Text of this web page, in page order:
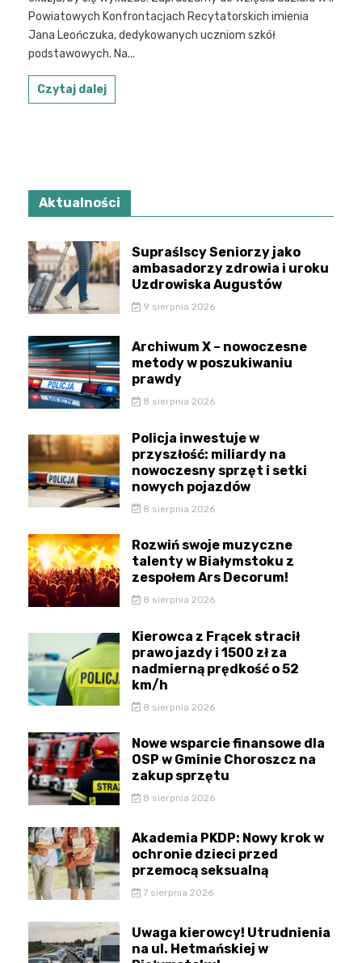
Powiatowych Konfrontacjach Recytatorskich imienia
Jana Leończuka, dedykowanych uczniom szkół
podstawowych. Na...
Czytaj dalej
Aktualności
Supraślscy Seniorzy jako
ambasadorzy zdrowia i uroku
Uzdrowiska Augustów
9 sierpnia 2026
Archiwum X – nowoczesne
metody w poszukiwaniu
prawdy
8 sierpnia 2026
Policja inwestuje w
przyszłość: miliardy na
nowoczesny sprzęt i setki
nowych pojazdów
8 sierpnia 2026
Rozwiń swoje muzyczne
talenty w Białymstoku z
zespołem Ars Decorum!
8 sierpnia 2026
Kierowca z Frącek stracił
prawo jazdy i 1500 zł za
nadmierną prędkość o 52
km/h
8 sierpnia 2026
Nowe wsparcie finansowe dla
OSP w Gminie Choroszcz na
zakup sprzętu
8 sierpnia 2026
Akademia PKDP: Nowy krok w
ochronie dzieci przed
przemocą seksualną
7 sierpnia 2026
Uwaga kierowcy! Utrudnienia
na ul. Hetmańskiej w